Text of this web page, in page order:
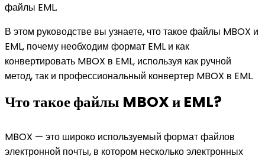
файлы EML.
В этом руководстве вы узнаете, что такое файлы MBOX и
EML, почему необходим формат EML и как
конвертировать MBOX в EML, используя как ручной
метод, так и профессиональный конвертер MBOX в EML.
Что такое файлы MBOX и EML?
MBOX — это широко используемый формат файлов
электронной почты, в котором несколько электронных